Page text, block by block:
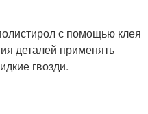
с помощью клея
деталей применять
гвозди.